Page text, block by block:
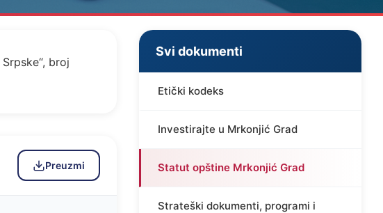
broj
Preuzmi
Svi dokumenti
Etički kodeks
Investirajte u Mrkonjić Grad
Statut opštine Mrkonjić Grad
Strateški dokumenti, programi i